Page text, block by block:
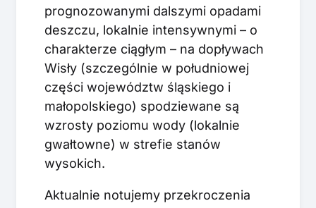
prognozowanymi dalszymi opadami
deszczu, lokalnie intensywnymi – o
charakterze ciągłym – na dopływach
Wisły (szczególnie w południowej
części województw śląskiego i
małopolskiego) spodziewane są
wzrosty poziomu wody (lokalnie
gwałtowne) w strefie stanów
wysokich.
Aktualnie notujemy przekroczenia